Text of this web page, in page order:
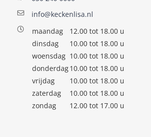
info@keckenlisa.nl
maandag
12.00 tot 18.00 u
dinsdag
10.00 tot 18.00 u
woensdag 10.00 tot 18.00 u
donderdag10.00 tot 18.00 u
vrijdag
10.00 tot 18.00 u
zaterdag
10.00 tot 18.00 u
zondag
12.00 tot 17.00 u